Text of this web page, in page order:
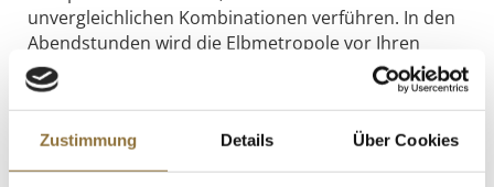
Zustimmung Details Über Cookies
unvergleichlichen Kombinationen verführen. In den
Abendstunden wird die Elbmetropole vor Ihren
Augen immer mehr zu einer funkelnden Kulisse. Am
nächsten Nachmittag taucht Ihr Ziel auf hoher See
langsam am Horizont auf: Der aus rotem Sandstein
bestehende, imposante Brandungsfelsen „Lange
Anna“ ragt mit einer Höhe von 47m aus der Nordsee